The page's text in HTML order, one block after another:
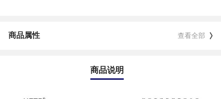
商品属性 查看全部
商品说明